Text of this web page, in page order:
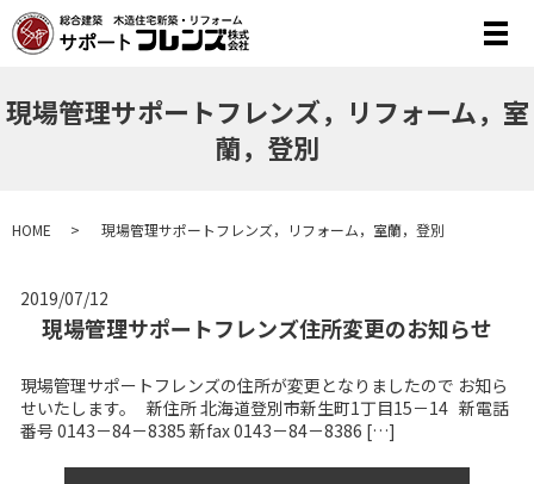
メ
現場管理サポートフレンズ，リフォーム，室
蘭，登別
HOME 現場管理サポートフレンズ，リフォーム，室蘭，登別
2019/07/12
現場管理サポートフレンズ住所変更のお知らせ
現場管理サポートフレンズの住所が変更となりましたので お知ら
せいたします。 新住所 北海道登別市新生町1丁目15－14 新電話
番号 0143－84－8385 新fax 0143－84－8386 […]